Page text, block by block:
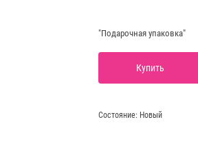
"Подарочная упаковка"
Купить
Состояние: Новый